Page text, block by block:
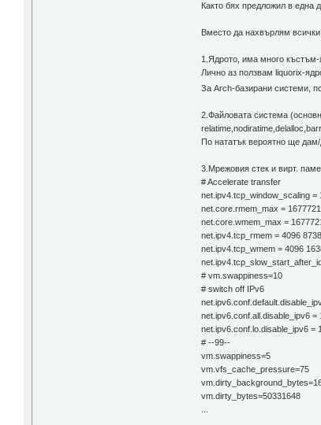
Както бях предложил в една
Вместо да нахвърлям
1.Ядрото, има много къстъм-
Лично аз ползвам liquorix-
За Arch-базирани системи,
2.Файловата система
По нататък вероятно ще
3.Мрежовия стек и вирт.
# Accelerate transfer
net.ipv4.tcp_window_scaling = 1
net.core.rmem_max =
net.core.wmem_max =
net.ipv4.tcp_rmem = 4096
net.ipv4.tcp_wmem = 4096
# vm.swappiness=10
# switch off IPv6
net.ipv6.conf.all.disable_ipv6 = 1
net.ipv6.conf.lo.disable_ipv6 = 1
# --99--
vm.swappiness=5
vm.vfs_cache_pressure=75
vm.dirty_bytes=50331648